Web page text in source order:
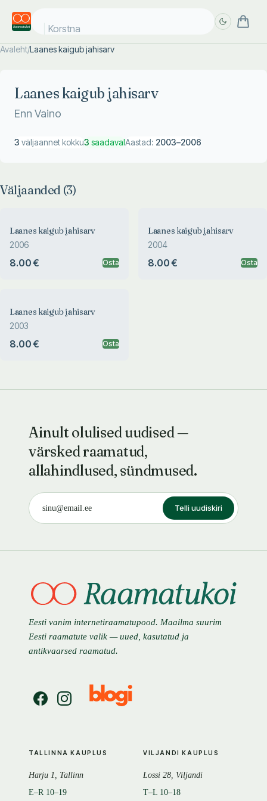
Korstna j
Avaleht/Laanes kaigub jahisarv
Laanes kaigub jahisarv
Enn Vaino
3 väljaannet kokku3 saadavalAastad: 2003–2006
Väljaanded (3)
Laanes kaigub jahisarv
2006
8.00 € Osta
Laanes kaigub jahisarv
2004
8.00 € Osta
Laanes kaigub jahisarv
2003
8.00 € Osta
Ainult olulised uudised —
värsked raamatud,
allahindlused, sündmused.
Telli uudiskiri
Eesti vanim internetiraamatupood. Maailma suurim
Eesti raamatute valik — uued, kasutatud ja
antikvaarsed raamatud.
TALLINNA KAUPLUS
Harju 1, Tallinn
E–R 10–19
VILJANDI KAUPLUS
Lossi 28, Viljandi
T–L 10–18